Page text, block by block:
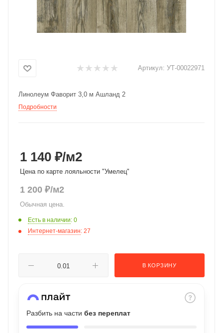
Артикул: УТ-00022971
Линолеум Фаворит 3,0 м Ашланд 2
Подробности
1 140 ₽/м2
Цена по карте лояльности "Умелец"
1 200 ₽/м2
Обычная цена.
Есть в наличии: 0
Интернет-магазин: 27
В КОРЗИНУ
Разбить на части без переплат
в корзину
выбранный способом
по25%каждые 2 недели
об оплате Плайтом
недели
Остались вопросы?
8 800 302-02-51